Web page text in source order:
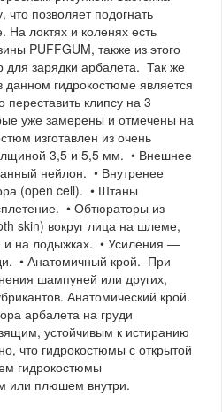
что позволяет подогнать
На локтях и коленях есть
PUFFGUM, также из этого
для зарядки арбалета. Так же
гидрокостюме является
переставить клипсу на 3
уже замерены и отмечены на
изготавлен из очень
3,5 и 5,5 мм. • Внешнее
нейлон. • Внутренее
(open cell). • Штаны
• Обтюраторы из
skin) вокруг лица на шлеме,
и на лодыжках. • Усиления ―
• Анатомичный крой. При
шампуней или других,
Анатомический крой.
арбалета на груди
устойчивым к истиранию
что гидрокостюмы с открытой
гидрокостюмы
или плюшем внутри.